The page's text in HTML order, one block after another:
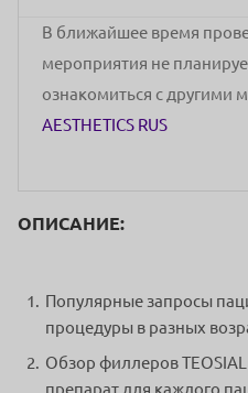
В ближайшее время
мероприятия не
ознакомиться с другими
AESTHETICS RUS
ОПИСАНИЕ:
Популярные запросы
процедуры в разных
Обзор филлеров